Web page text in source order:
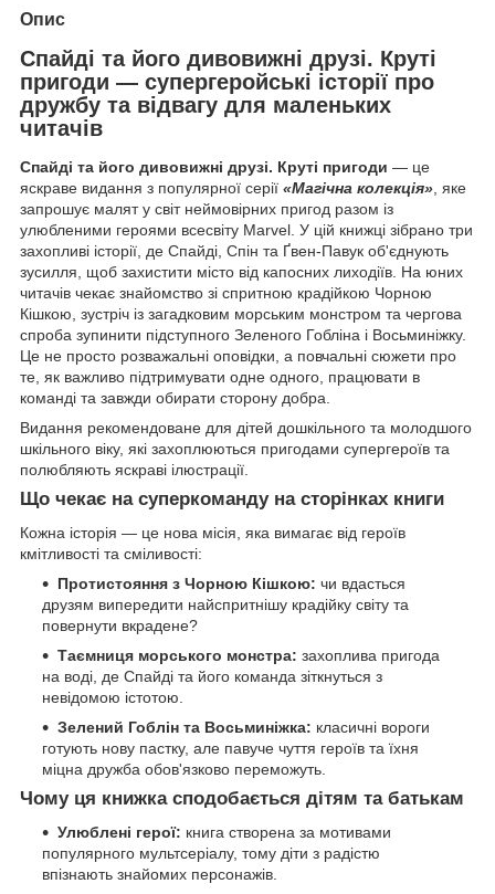
Опис
Спайді та його дивовижні друзі. Круті
пригоди — супергеройські історії про
дружбу та відвагу для маленьких
читачів
Спайді та його дивовижні друзі. Круті пригоди — це
яскраве видання з популярної серії «Магічна колекція», яке
запрошує малят у світ неймовірних пригод разом із
улюбленими героями всесвіту Marvel. У цій книжці зібрано три
захопливі історії, де Спайді, Спін та Ґвен-Павук об'єднують
зусилля, щоб захистити місто від капосних лиходіїв. На юних
читачів чекає знайомство зі спритною крадійкою Чорною
Кішкою, зустріч із загадковим морським монстром та чергова
спроба зупинити підступного Зеленого Гобліна і Восьминіжку.
Це не просто розважальні оповідки, а повчальні сюжети про
те, як важливо підтримувати одне одного, працювати в
команді та завжди обирати сторону добра.
Видання рекомендоване для дітей дошкільного та молодшого
шкільного віку, які захоплюються пригодами супергероїв та
полюбляють яскраві ілюстрації.
Що чекає на суперкоманду на сторінках книги
Кожна історія — це нова місія, яка вимагає від героїв
кмітливості та сміливості:
Протистояння з Чорною Кішкою: чи вдасться
друзям випередити найспритнішу крадійку світу та
повернути вкрадене?
Таємниця морського монстра: захоплива пригода
на воді, де Спайді та його команда зіткнуться з
невідомою істотою.
Зелений Гоблін та Восьминіжка: класичні вороги
готують нову пастку, але павуче чуття героїв та їхня
міцна дружба обов'язково переможуть.
Чому ця книжка сподобається дітям та батькам
Улюблені герої: книга створена за мотивами
популярного мультсеріалу, тому діти з радістю
впізнають знайомих персонажів.